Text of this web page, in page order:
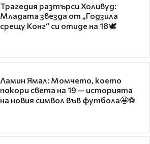
Трагедия разтърси Холивуд:
Младата звезда от „Годзила
срещу Конг“ си отиде на 18🕊️
Ламин Ямал: Момчето, което
покори света на 19 — историята
на новия символ във футбола🤩⚽